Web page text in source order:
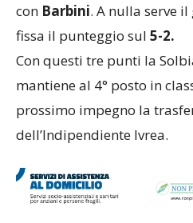
con Barbini. A nulla serve il
fissa il punteggio sul 5-2.
Con questi tre punti la
mantiene al 4° posto in
prossimo impegno la
dell’Indipendiente Ivrea.